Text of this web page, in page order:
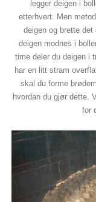
legger deigen i
etterhvert. Men
deigen og brette det
deigen modnes i
time deler du deigen i
har en litt stram
skal du forme
hvordan du gjør dette.
for